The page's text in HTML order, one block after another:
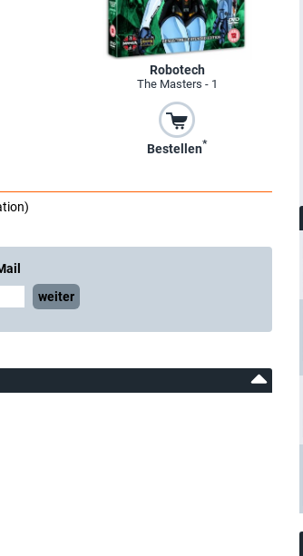
Robotech
The Masters - 1
Bestellen*
weiter